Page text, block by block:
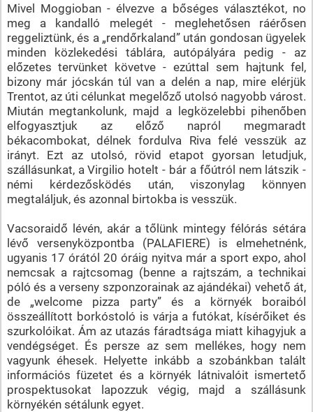
Mivel Moggioban - élvezve a bőséges választékot, no
meg a kandalló melegét - meglehetősen ráérősen
reggeliztünk, és a „rendőrkaland” után gondosan ügyelek
minden közlekedési táblára, autópályára pedig - az
előzetes tervünket követve - ezúttal sem hajtunk fel,
bizony már jócskán túl van a delén a nap, mire elérjük
Trentot, az úti célunkat megelőző utolsó nagyobb várost.
Miután megtankolunk, majd a legközelebbi pihenőben
elfogyasztjuk az előző napról megmaradt
békacombokat, délnek fordulva Riva felé vesszük az
irányt. Ezt az utolsó, rövid etapot gyorsan letudjuk,
szállásunkat, a Virgilio hotelt - bár a főútról nem látszik -
némi kérdezősködés után, viszonylag könnyen
megtaláljuk, és azonnal birtokba is vesszük.
Vacsoraidő lévén, akár a tőlünk mintegy félórás sétára
lévő versenyközpontba (PALAFIERE) is elmehetnénk,
ugyanis 17 órától 20 óráig nyitva már a sport expo, ahol
nemcsak a rajtcsomag (benne a rajtszám, a technikai
póló és a verseny szponzorainak az ajándékai) vehető át,
de „welcome pizza party” és a környék boraiból
összeállított borkóstoló is várja a futókat, kísérőiket és
szurkolóikat. Ám az utazás fáradtsága miatt kihagyjuk a
vendégséget. És persze az sem mellékes, hogy nem
vagyunk éhesek. Helyette inkább a szobánkban talált
információs füzetet és a környék látnivalóit ismertető
prospektusokat lapozzuk végig, majd a szállásunk
környékén sétálunk egyet.